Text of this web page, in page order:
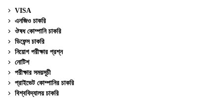
VISA
এনজিও চাকরি
ঔষধ কোম্পানি চাকরি
ডিফেন্স চাকরি
নিয়োগ পরীক্ষার প্রশ্ন
নোটিশ
পরীক্ষার সময়সূচী
প্রাইভেট কোম্পানির চাকরি
বিশ্ববিদ্যালয় চাকরি